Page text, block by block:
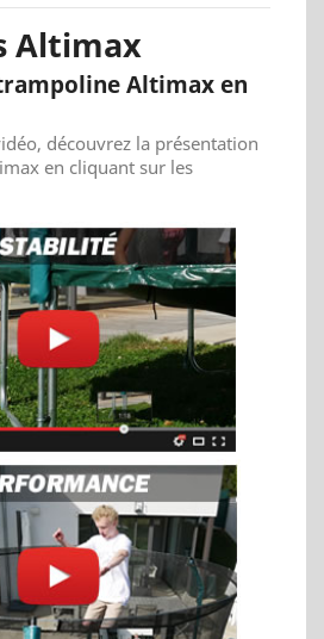
Altimax
Altimax en
découvrez la présentation
en cliquant sur les